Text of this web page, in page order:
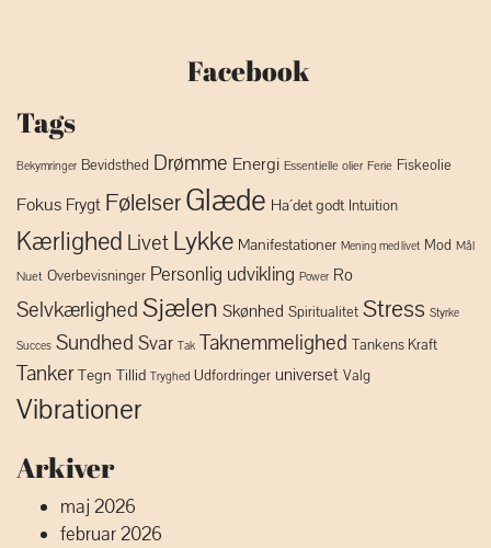
Facebook
Tags
Bekymringer Bevidsthed Drømme Energi Essentielle olier Ferie Fiskeolie
Fokus Frygt FølelserGlæde Ha´det godt Intuition
Kærlighed LivetLykke Manifestationer Mening med livet Mod Mål
Nuet Overbevisninger Personlig udvikling Power Ro
SelvkærlighedSjælen Skønhed Spiritualitet Stress Styrke
Succes Sundhed Svar Tak Taknemmelighed Tankens Kraft
Tanker Tegn Tillid Tryghed Udfordringer universet Valg
Vibrationer
Arkiver
maj 2026
februar 2026